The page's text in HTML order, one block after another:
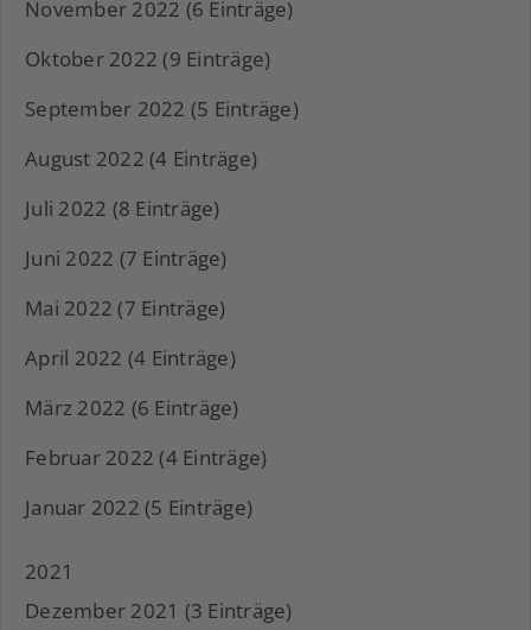
November 2022 (6 Einträge)
Oktober 2022 (9 Einträge)
September 2022 (5 Einträge)
August 2022 (4 Einträge)
Juli 2022 (8 Einträge)
Juni 2022 (7 Einträge)
Mai 2022 (7 Einträge)
April 2022 (4 Einträge)
März 2022 (6 Einträge)
Februar 2022 (4 Einträge)
Januar 2022 (5 Einträge)
2021
Dezember 2021 (3 Einträge)